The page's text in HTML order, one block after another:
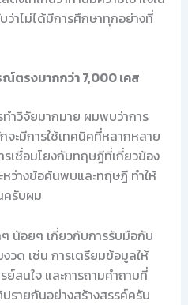
าไม่ได้มีการศึกษาทุกอย่างที่
ตรงมากกว่า 7,000 เคส
ำวิจัยมากมาย ผมพบว่าการ
ะมีการใช้เทคนิคที่หลากหลาย
รเชื่อมโยงกับทฤษฎีที่เกี่ยวข้อง
ว่างข้อค้นพบและทฤษฎี ทำให้
ครับผม
น้อยๆ เกี่ยวกับการรับมือกับ
วด เช่น การเตรียมข้อมูลให้
ย์สนใจ และการถามคำถามที่
รายกันอย่างสร้างสรรค์ครับ